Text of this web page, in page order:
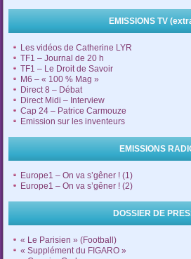
EMISSIONS TV
Les vidéos de Catherine LYR
TF1 – Journal de 20 h
TF1 – Le Droit de Savoir
M6 – « 100 % Mag »
Direct 8 – Débat
Direct Midi – Interview
Cap 24 – Patrice Carmouze
Emission sur les inventeurs
EMISSIONS
Europe1 – On va s’gêner ! (1)
Europe1 – On va s’gêner ! (2)
DOSSIER DE
« Le Parisien » (Football)
« Supplément du FIGARO »